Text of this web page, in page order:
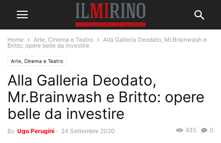
Home Arte, Cinema e Teatro
Alla Galleria Deodato, Mr.Brainwash e
Britto: opere belle da investire
Arte, Cinema e Teatro
Alla Galleria Deodato,
Mr.Brainwash e Britto: opere
belle da investire
By Ugo Perugini - 24 Settembre 2020 0
935